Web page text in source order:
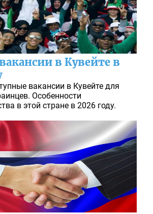
в Кувейте в
вакансии в Кувейте для
Особенности
в этой стране в 2026 году.